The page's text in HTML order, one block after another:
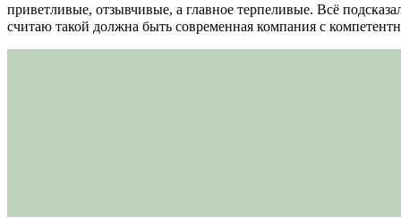
приветливые, отзывчивые, а главное терпеливые. Всё
считаю такой должна быть современная компания с